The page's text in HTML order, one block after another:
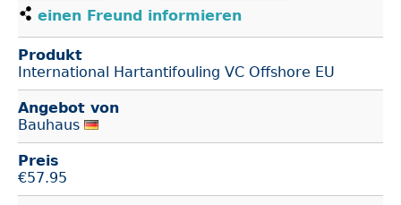
einen Freund informieren
Produkt
International Hartantifouling VC Offshore EU
Angebot von
Bauhaus
Preis
€57.95